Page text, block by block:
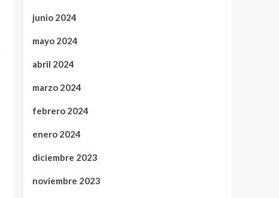
junio 2024
mayo 2024
abril 2024
marzo 2024
febrero 2024
enero 2024
diciembre 2023
noviembre 2023